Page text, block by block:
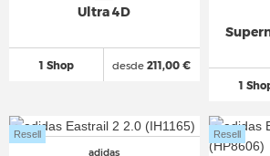
Ultra 4D
1 Shop desde 211,00 €
1
adidas
Resell Resell